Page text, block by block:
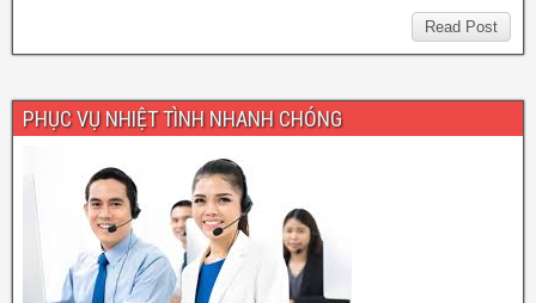
Read Post
PHỤC VỤ NHIỆT TÌNH NHANH CHÓNG